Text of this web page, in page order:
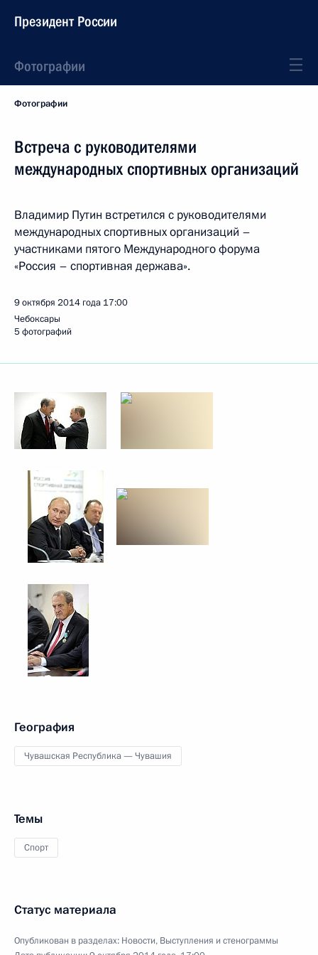
Президент России
Фотографии
Фотографии
Встреча с руководителями
международных спортивных организаций
Владимир Путин встретился с руководителями
международных спортивных организаций –
участниками пятого Международного форума
«Россия – спортивная держава».
9 октября 2014 года 17:00
Чебоксары
5 фотографий
География
Чувашская Республика — Чувашия
Темы
Спорт
Статус материала
Опубликован в разделах: Новости, Выступления и стенограммы